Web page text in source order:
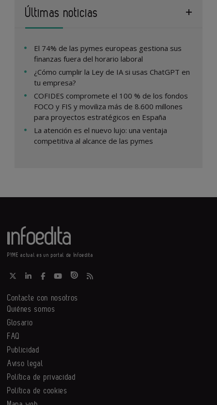
Últimas noticias
El 74% de las pymes europeas gestiona sus
finanzas fuera del horario laboral
¿Cómo cumplir la Ley de IA si usas ChatGPT en
tu empresa?
COFIDES compromete el 100 % de los fondos
FOCO y FIS y moviliza más de 8.600 millones
para proyectos estratégicos en España
La atención es el nuevo lujo: una ventaja
competitiva al alcance de las pymes
PYME actual es un portal de Infoedita
Contacte con nosotros
Quiénes somos
Glosario
FAQ
Publicidad
Aviso legal
Política de privacidad
Política de cookies